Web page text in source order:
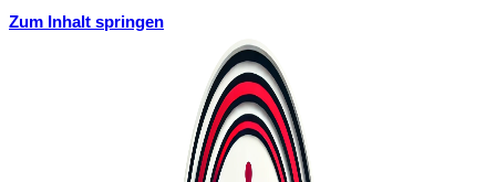
Zum Inhalt springen